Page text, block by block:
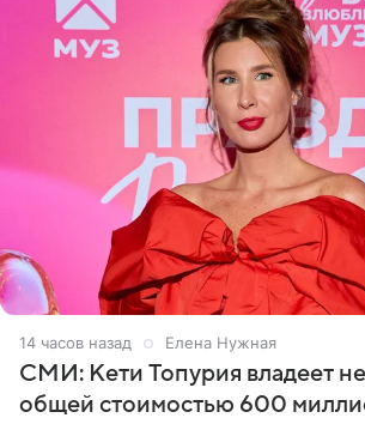
14 часов назад Елена Нужная
СМИ: Кети Топурия владеет
общей стоимостью 600